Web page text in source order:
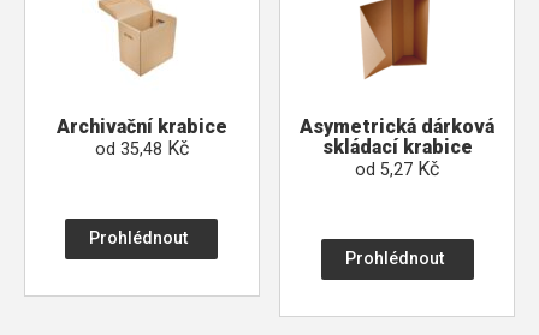
Archivační krabice
od 35,48 Kč
Prohlédnout
Asymetrická dárková
skládací krabice
od5,27 Kč
Prohlédnout